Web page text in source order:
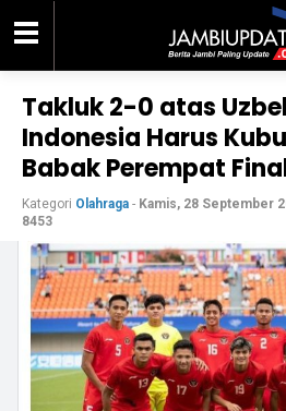
Takluk 2-0 atas
Indonesia Harus
Babak Perempat
Kategori Olahraga - Kamis, 28 September
8453